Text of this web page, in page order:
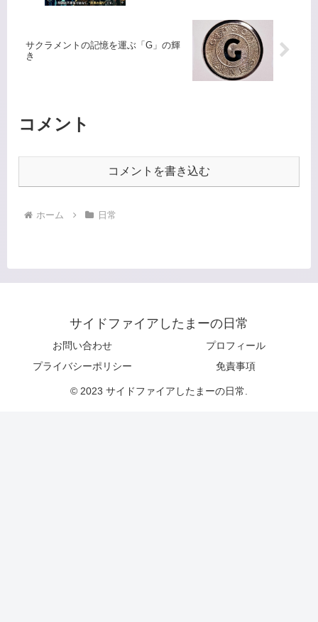
サクラメントの記憶を運ぶ「G」の輝
き
コメント
コメントを書き込む
ホーム 日常
サイドファイアしたまーの日常
お問い合わせ
プロフィール
プライバシーポリシー
免責事項
© 2023 サイドファイアしたまーの日常.